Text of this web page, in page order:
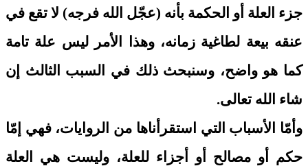
جزء العلة أو الحكمة بأنه (عجّل الله فرجه) لا تقع في
عنقه بيعة لطاغية زمانه، وهذا الأمر ليس علة تامة
كما هو واضح، وسنبحث ذلك في السبب الثالث إن
شاء الله تعالى.
وأمّا الأسباب التي استقرأناها من الروايات، فهي إمّا
حكم أو مصالح أو أجزاء للعلة، وليست هي العلة